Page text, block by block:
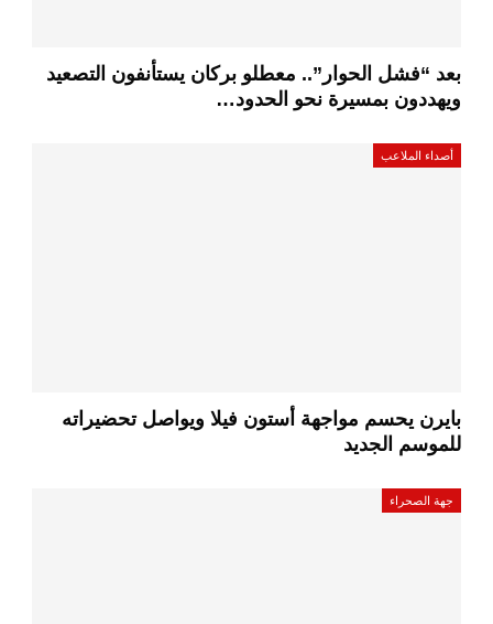
بعد “فشل الحوار”.. معطلو بركان يستأنفون التصعيد
ويهددون بمسيرة نحو الحدود…
أصداء الملاعب
بايرن يحسم مواجهة أستون فيلا ويواصل تحضيراته
للموسم الجديد
جهة الصحراء